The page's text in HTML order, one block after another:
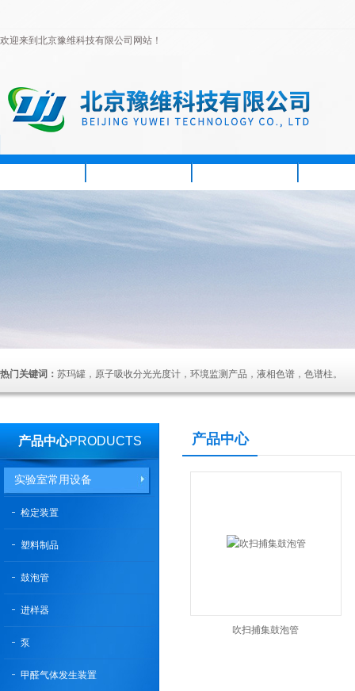
欢迎来到北京豫维科技有限公司网站！
热门关键词： 苏玛罐，原子吸收分光光度计，环境监测产品，液相色谱，色谱柱。
产品中心PRODUCTS
实验室常用设备
检定装置
塑料制品
鼓泡管
进样器
泵
甲醛气体发生装置
产品中心
吹扫捕集鼓泡管